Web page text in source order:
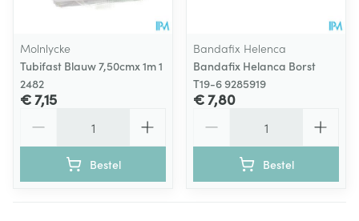
Molnlycke
Tubifast Blauw 7,50cmx 1m 1
2482
€ 7,15
Bestel
Bandafix Helenca
Bandafix Helanca Borst
T19-6 9285919
€ 7,80
Bestel